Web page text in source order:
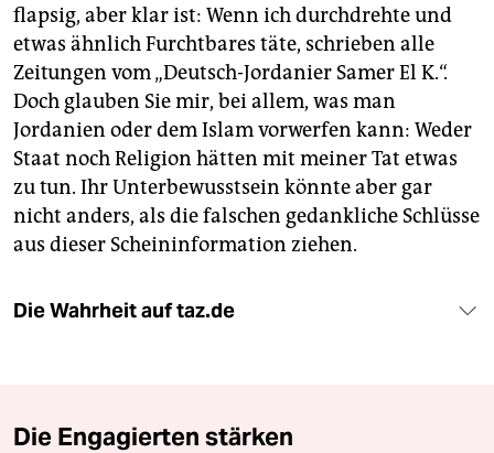
flapsig, aber klar ist: Wenn ich durchdrehte und
etwas ähnlich Furchtbares täte, schrieben alle
Zeitungen vom „Deutsch-Jordanier Samer El K.“.
Doch glauben Sie mir, bei allem, was man
Jordanien oder dem Islam vorwerfen kann: Weder
Staat noch Religion hätten mit meiner Tat etwas
zu tun. Ihr Unterbewusstsein könnte aber gar
nicht anders, als die falschen gedankliche Schlüsse
aus dieser Scheininformation ziehen.
Die Wahrheit auf taz.de
Die Engagierten stärken